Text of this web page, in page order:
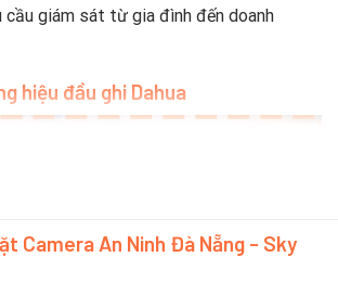
cầu giám sát từ gia đình đến doanh
hiệu đầu ghi Dahua
Camera An Ninh Đà Nẵng - Sky